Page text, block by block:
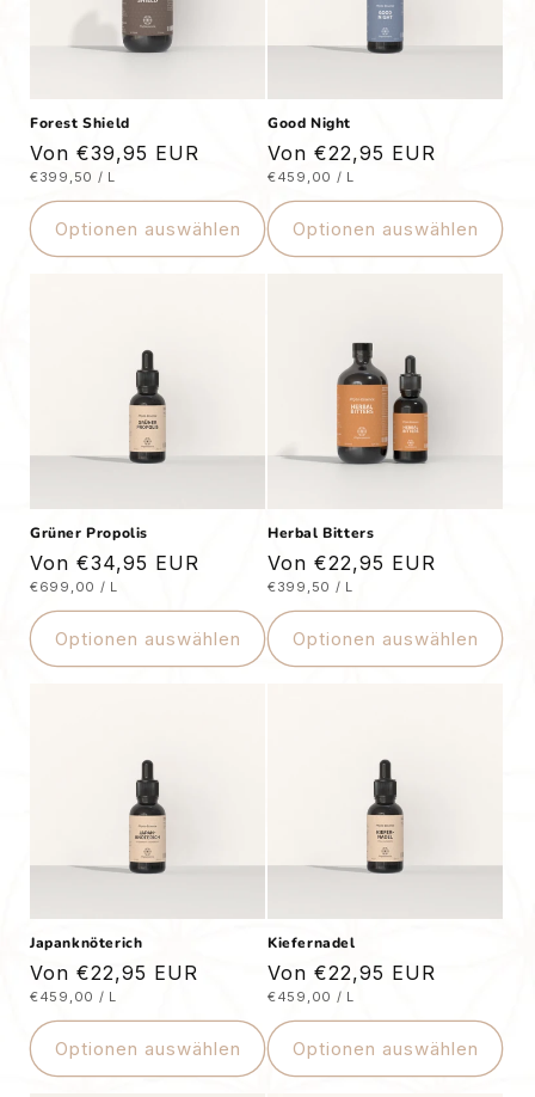
Forest Shield
Normaler
Preis
Von €39,95 EUR
STÜCKPREIS
€399,50 / PRO
L
Optionen auswählen
Good Night
Normaler
Preis
Von €22,95 EUR
STÜCKPREIS
€459,00 / PRO
L
Optionen auswählen
Grüner Propolis
Normaler
Preis
Von €34,95 EUR
STÜCKPREIS
€699,00 / PRO
L
Optionen auswählen
Herbal Bitters
Normaler
Preis
Von €22,95 EUR
STÜCKPREIS
€399,50 / PRO
L
Optionen auswählen
Japanknöterich
Normaler
Preis
Von €22,95 EUR
STÜCKPREIS
€459,00 / PRO
L
Optionen auswählen
Kiefernadel
Normaler
Preis
Von €22,95 EUR
STÜCKPREIS
€459,00 / PRO
L
Optionen auswählen